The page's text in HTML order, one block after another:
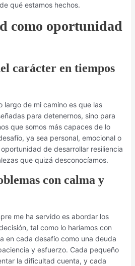
qué estamos hechos.
como oportunidad
carácter en tiempos
largo de mi camino es que las
para detenernos, sino para
que somos más capaces de lo
ya sea personal, emocional o
de desarrollar resiliencia
que quizá desconocíamos.
con calma y
me ha servido es abordar los
tal como lo haríamos con
en cada desafío como una deuda
y esfuerzo. Cada pequeño
la dificultad cuenta, y cada